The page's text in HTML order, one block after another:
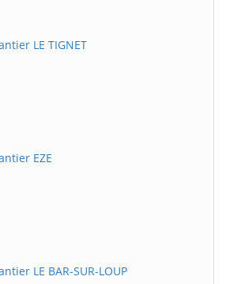
LE TIGNET
EZE
LE BAR-SUR-LOUP